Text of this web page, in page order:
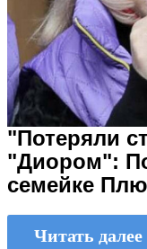
"Потеряли
"Диором":
семейке
Читать далее